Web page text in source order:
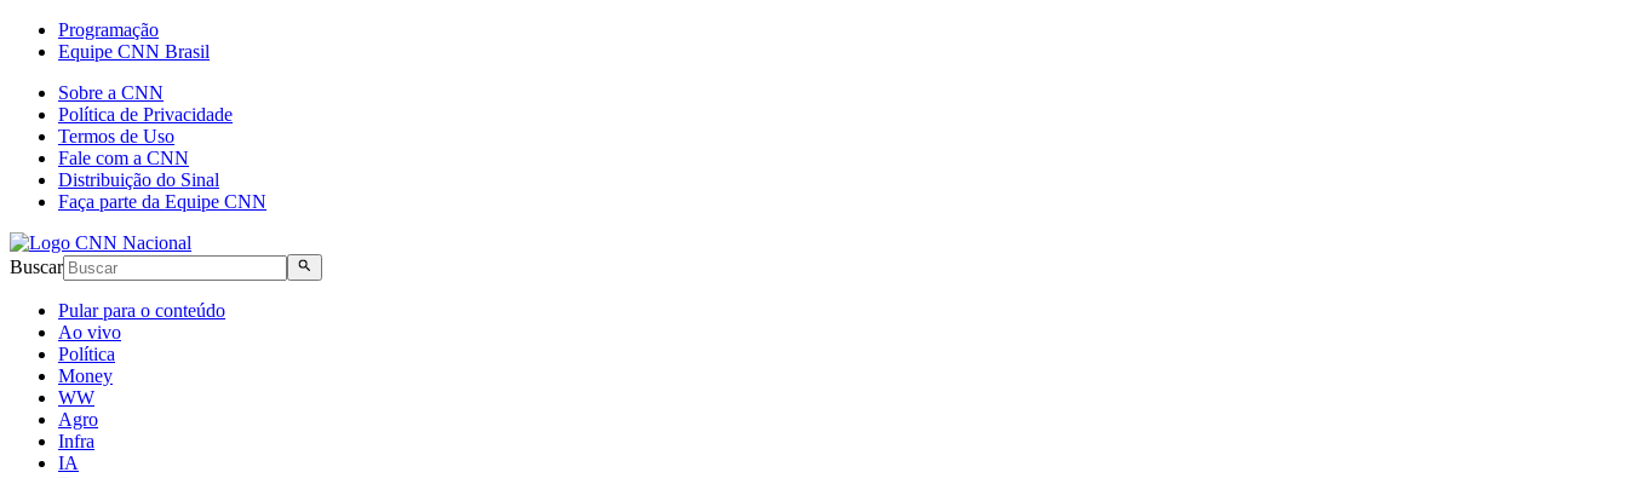
Programação
Equipe CNN Brasil
Sobre a CNN
Política de Privacidade
Termos de Uso
Fale com a CNN
Distribuição do Sinal
Faça parte da Equipe CNN
Buscar
Pular para o conteúdo
Ao vivo
Política
Money
WW
Agro
Infra
IA